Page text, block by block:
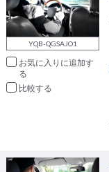
YQB-QGSAJO1
お気に入りに追加
比較